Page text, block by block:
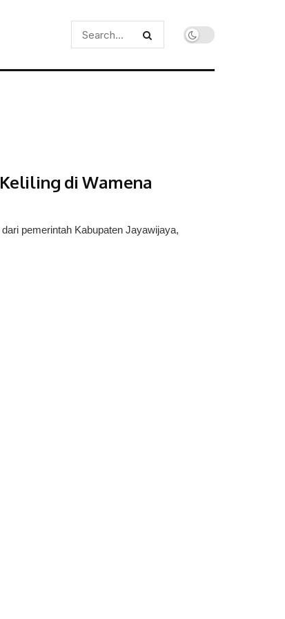
di Wamena
pemerintah Kabupaten Jayawijaya,